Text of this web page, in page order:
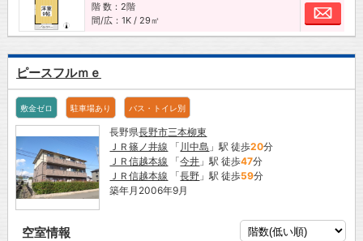
階 数：2階
間/広：1K / 29㎡
お
ピースフルｍｅ
敷金ゼロ 駐車場あり バス・トイレ別
長野県長野市三本柳東
ＪＲ篠ノ井線 「 川中島 」駅 徒歩20分
ＪＲ信越本線 「今井 」駅 徒歩47分
ＪＲ信越本線 「長野 」駅 徒歩59分
築年月2006年9月
空室情報